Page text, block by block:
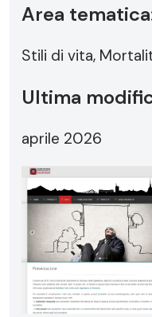
Area
Stili di vita,
Ultima
aprile 2026